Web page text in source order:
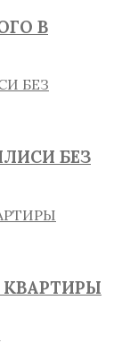
В
БЕЗ